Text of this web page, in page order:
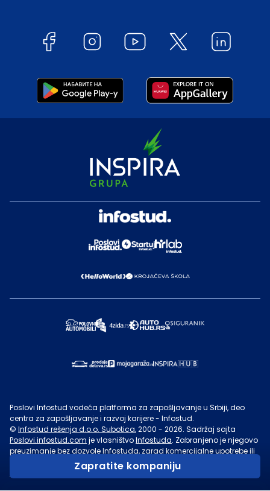
Zapratite kompaniju
Poslovi Infostud vodeća platforma za zapošljavanje u Srbiji, deo
centra za zapošljavanje i razvoj karijere - Infostud.
© Infostud rešenja d.o.o. Subotica, 2000 - 2026. Sadržaj sajta
Poslovi.infostud.com je vlasništvoInfostuda. Zabranjeno je njegovo
preuzimanje bez dozvoleInfostuda, zarad komercijalne upotrebe ili
u druge svrhe, osim za lične potrebe posetilaca sajta.